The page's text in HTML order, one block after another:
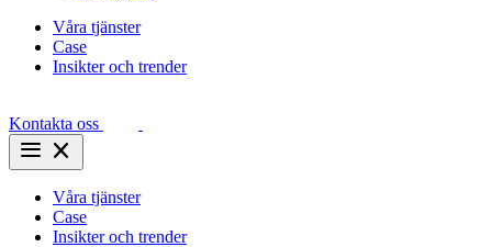
Våra tjänster
Case
Insikter och trender
Kontakta oss
menu close
Våra tjänster
Case
Insikter och trender